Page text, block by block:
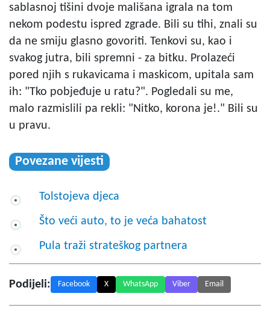
sablasnoj tišini dvoje mališana igrala na tom
nekom podestu ispred zgrade. Bili su tihi, znali su
da ne smiju glasno govoriti. Tenkovi su, kao i
svakog jutra, bili spremni - za bitku. Prolazeći
pored njih s rukavicama i maskicom, upitala sam
ih: "Tko pobjeđuje u ratu?". Pogledali su me,
malo razmislili pa rekli: "Nitko, korona je!." Bili su
u pravu.
Povezane vijesti
Tolstojeva djeca
Što veći auto, to je veća bahatost
Pula traži strateškog partnera
Podijeli: Facebook X WhatsApp Viber Email